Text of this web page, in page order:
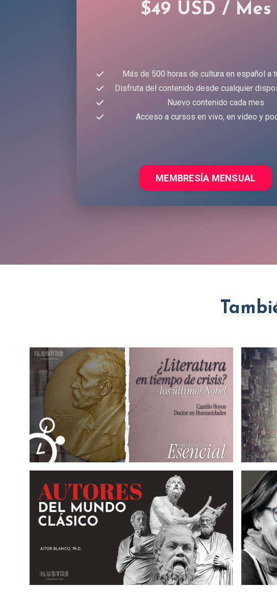
$49 USD / Mes
Más de 500 horas de cultura en español a
Disfruta del contenido desde cualquier
Nuevo contenido cada mes
Acceso a cursos en vivo, en video y
MEMBRESÍA MENSUAL